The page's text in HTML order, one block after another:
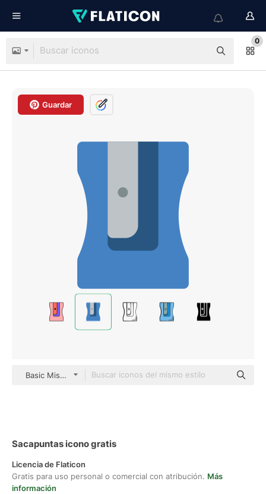
0
Guardar
Basic Miscellany Flat
Sacapuntas icono gratis
Licencia de Flaticon
Gratis para uso personal o comercial con atribución. Más
información